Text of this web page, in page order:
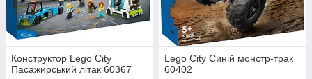
Конструктор Lego City
Пасажирський літак 60367
Lego City Синій монстр-трак
60402